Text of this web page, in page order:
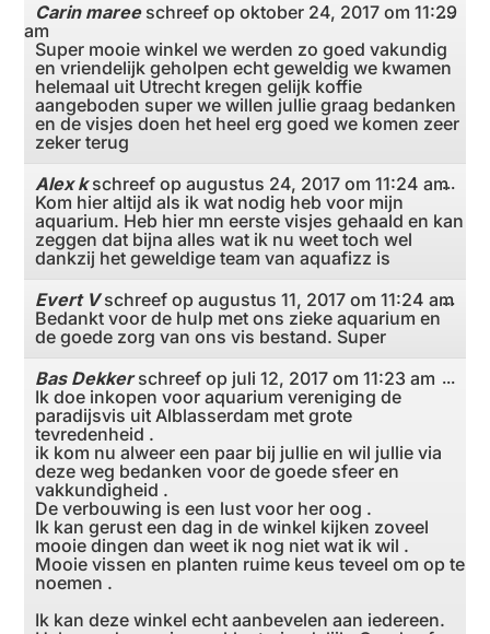
Carin maree schreef op oktober 24, 2017 om 11:29
am
Super mooie winkel we werden zo goed vakundig
en vriendelijk geholpen echt geweldig we kwamen
helemaal uit Utrecht kregen gelijk koffie
aangeboden super we willen jullie graag bedanken
en de visjes doen het heel erg goed we komen zeer
zeker terug
...
Alex k schreef op augustus 24, 2017 om 11:24 am
Kom hier altijd als ik wat nodig heb voor mijn
aquarium. Heb hier mn eerste visjes gehaald en kan
zeggen dat bijna alles wat ik nu weet toch wel
dankzij het geweldige team van aquafizz is
...
Evert V schreef op augustus 11, 2017 om 11:24 am
Bedankt voor de hulp met ons zieke aquarium en
de goede zorg van ons vis bestand. Super
...
Bas Dekker schreef op juli 12, 2017 om 11:23 am
Ik doe inkopen voor aquarium vereniging de
paradijsvis uit Alblasserdam met grote
tevredenheid .
ik kom nu alweer een paar bij jullie en wil jullie via
deze weg bedanken voor de goede sfeer en
vakkundigheid .
De verbouwing is een lust voor her oog .
Ik kan gerust een dag in de winkel kijken zoveel
mooie dingen dan weet ik nog niet wat ik wil .
Mooie vissen en planten ruime keus teveel om op te
noemen .
Ik kan deze winkel echt aanbevelen aan iedereen.
...